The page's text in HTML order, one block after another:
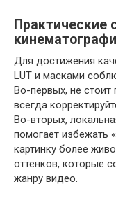
Практические
Для достижения
LUT и масками
Во-первых, не стоит
всегда
Во-вторых,
помогает избежать
картинку более
оттенков, которые
жанру видео.